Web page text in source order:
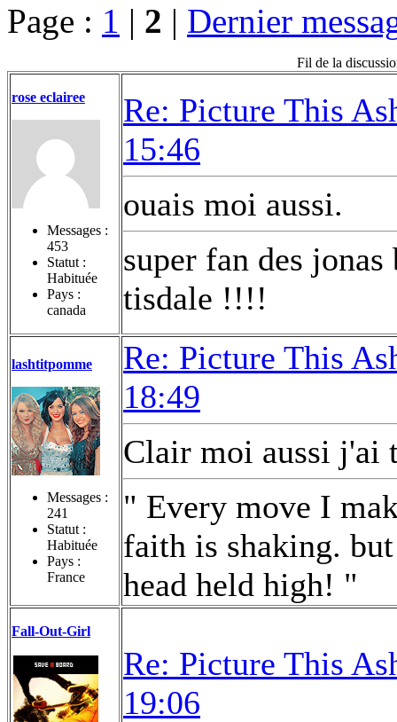
Page : 1 | 2 | Dernier
Fil de la
rose eclairee
Messages :
453
Statut :
Habituée
Pays :
canada
Re: Picture This
15:46
ouais moi aussi.
super fan des
tisdale !!!!
lashtitpomme
Messages :
241
Statut :
Habituée
Pays :
France
Re: Picture This
18:49
Clair moi aussi
" Every move I
faith is shaking.
head held high! "
Fall-Out-Girl
Re: Picture This
19:06